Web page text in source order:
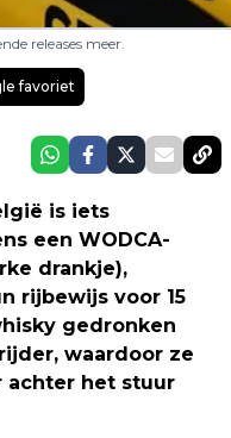
releases meer.
favoriet
is iets
een WODCA-
drankje),
rijbewijs voor 15
gedronken
waardoor ze
achter het stuur